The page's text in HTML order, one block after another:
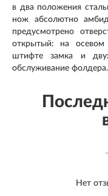
в два положения
нож абсолютно
предусмотрено
открытый: на осевом
штифте замка и
обслуживание фолдера.
Нет